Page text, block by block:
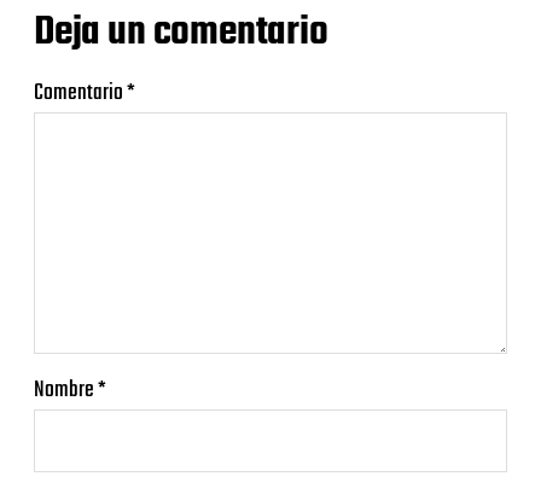
Deja un comentario
Comentario*
Nombre*